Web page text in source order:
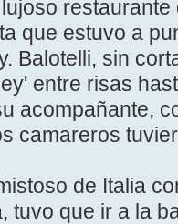
que estuvo a
Balotelli, sin
entre risas
acompañante,
camareros
de Italia
tuvo que ir a la